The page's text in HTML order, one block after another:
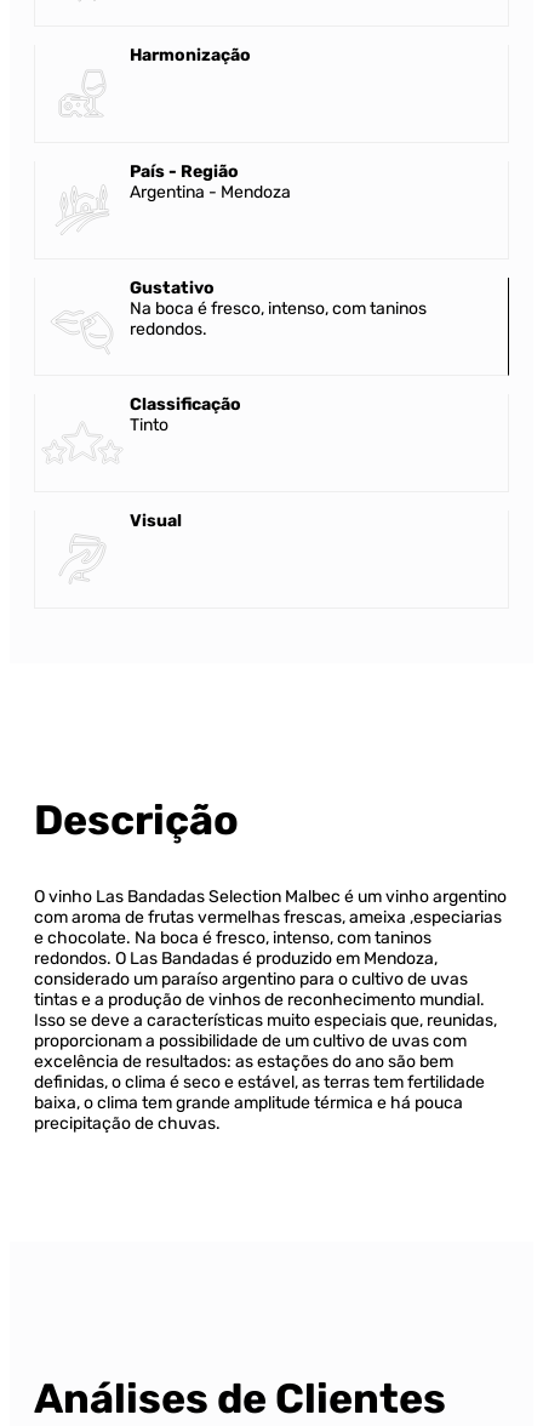
Harmonização
País - Região
Argentina - Mendoza
Gustativo
Na boca é fresco, intenso, com taninos
redondos.
Classificação
Tinto
Visual
Descrição
O vinho Las Bandadas Selection Malbec é um vinho argentino
com aroma de frutas vermelhas frescas, ameixa ,especiarias
e chocolate. Na boca é fresco, intenso, com taninos
redondos. O Las Bandadas é produzido em Mendoza,
considerado um paraíso argentino para o cultivo de uvas
tintas e a produção de vinhos de reconhecimento mundial.
Isso se deve a características muito especiais que, reunidas,
proporcionam a possibilidade de um cultivo de uvas com
excelência de resultados: as estações do ano são bem
definidas, o clima é seco e estável, as terras tem fertilidade
baixa, o clima tem grande amplitude térmica e há pouca
precipitação de chuvas.
Análises de Clientes